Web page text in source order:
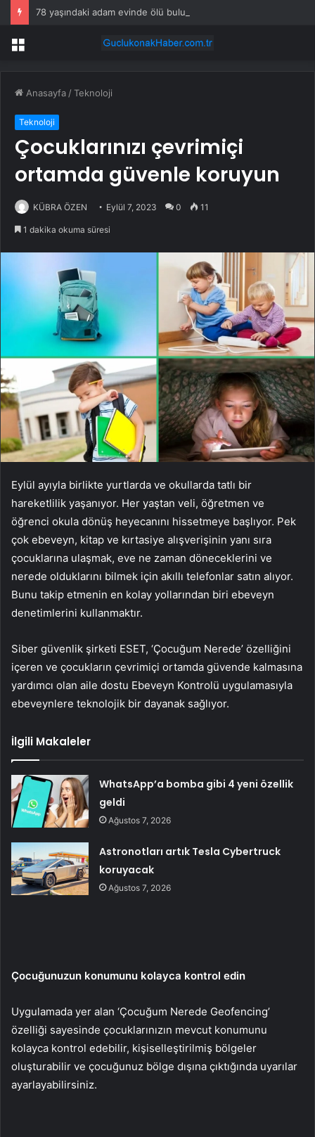
78 yaşındaki adam evinde ölü bulundu
Menü
Anasayfa /Teknoloji
Teknoloji
Çocuklarınızı çevrimiçi
ortamda güvenle koruyun
KÜBRA ÖZEN Eylül 7, 2023 0 11
1 dakika okuma süresi
Eylül ayıyla birlikte yurtlarda ve okullarda tatlı bir
hareketlilik yaşanıyor. Her yaştan veli, öğretmen ve
öğrenci okula dönüş heyecanını hissetmeye başlıyor. Pek
çok ebeveyn, kitap ve kırtasiye alışverişinin yanı sıra
çocuklarına ulaşmak, eve ne zaman döneceklerini ve
nerede olduklarını bilmek için akıllı telefonlar satın alıyor.
Bunu takip etmenin en kolay yollarından biri ebeveyn
denetimlerini kullanmaktır.
Siber güvenlik şirketi ESET, ‘Çocuğum Nerede’ özelliğini
içeren ve çocukların çevrimiçi ortamda güvende kalmasına
yardımcı olan aile dostu Ebeveyn Kontrolü uygulamasıyla
ebeveynlere teknolojik bir dayanak sağlıyor.
İlgili Makaleler
WhatsApp’a bomba gibi 4 yeni özellik
geldi
Ağustos 7, 2026
Astronotları artık Tesla Cybertruck
koruyacak
Ağustos 7, 2026
Çocuğunuzun konumunu kolayca kontrol edin
Uygulamada yer alan ‘Çocuğum Nerede Geofencing’
özelliği sayesinde çocuklarınızın mevcut konumunu
kolayca kontrol edebilir, kişiselleştirilmiş bölgeler
oluşturabilir ve çocuğunuz bölge dışına çıktığında uyarılar
ayarlayabilirsiniz.